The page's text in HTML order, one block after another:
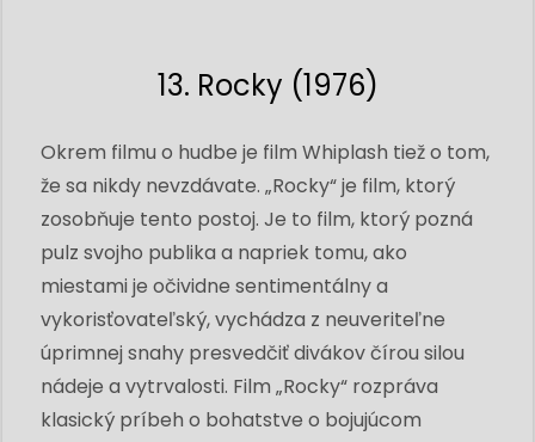
13. Rocky (1976)
Okrem filmu o hudbe je film Whiplash tiež o tom,
že sa nikdy nevzdávate. „Rocky“ je film, ktorý
zosobňuje tento postoj. Je to film, ktorý pozná
pulz svojho publika a napriek tomu, ako
miestami je očividne sentimentálny a
vykorisťovateľský, vychádza z neuveriteľne
úprimnej snahy presvedčiť divákov čírou silou
nádeje a vytrvalosti. Film „Rocky“ rozpráva
klasický príbeh o bohatstve o bojujúcom